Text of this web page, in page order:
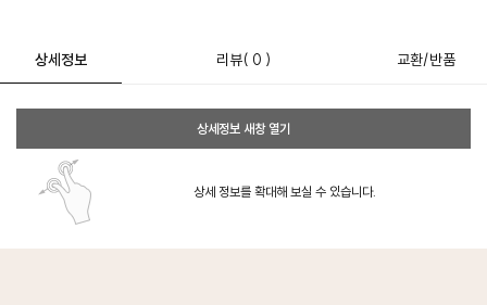
상세정보 리뷰( 0 ) 교환/반품
상세정보 새창 열기
상세 정보를 확대해 보실 수 있습니다.